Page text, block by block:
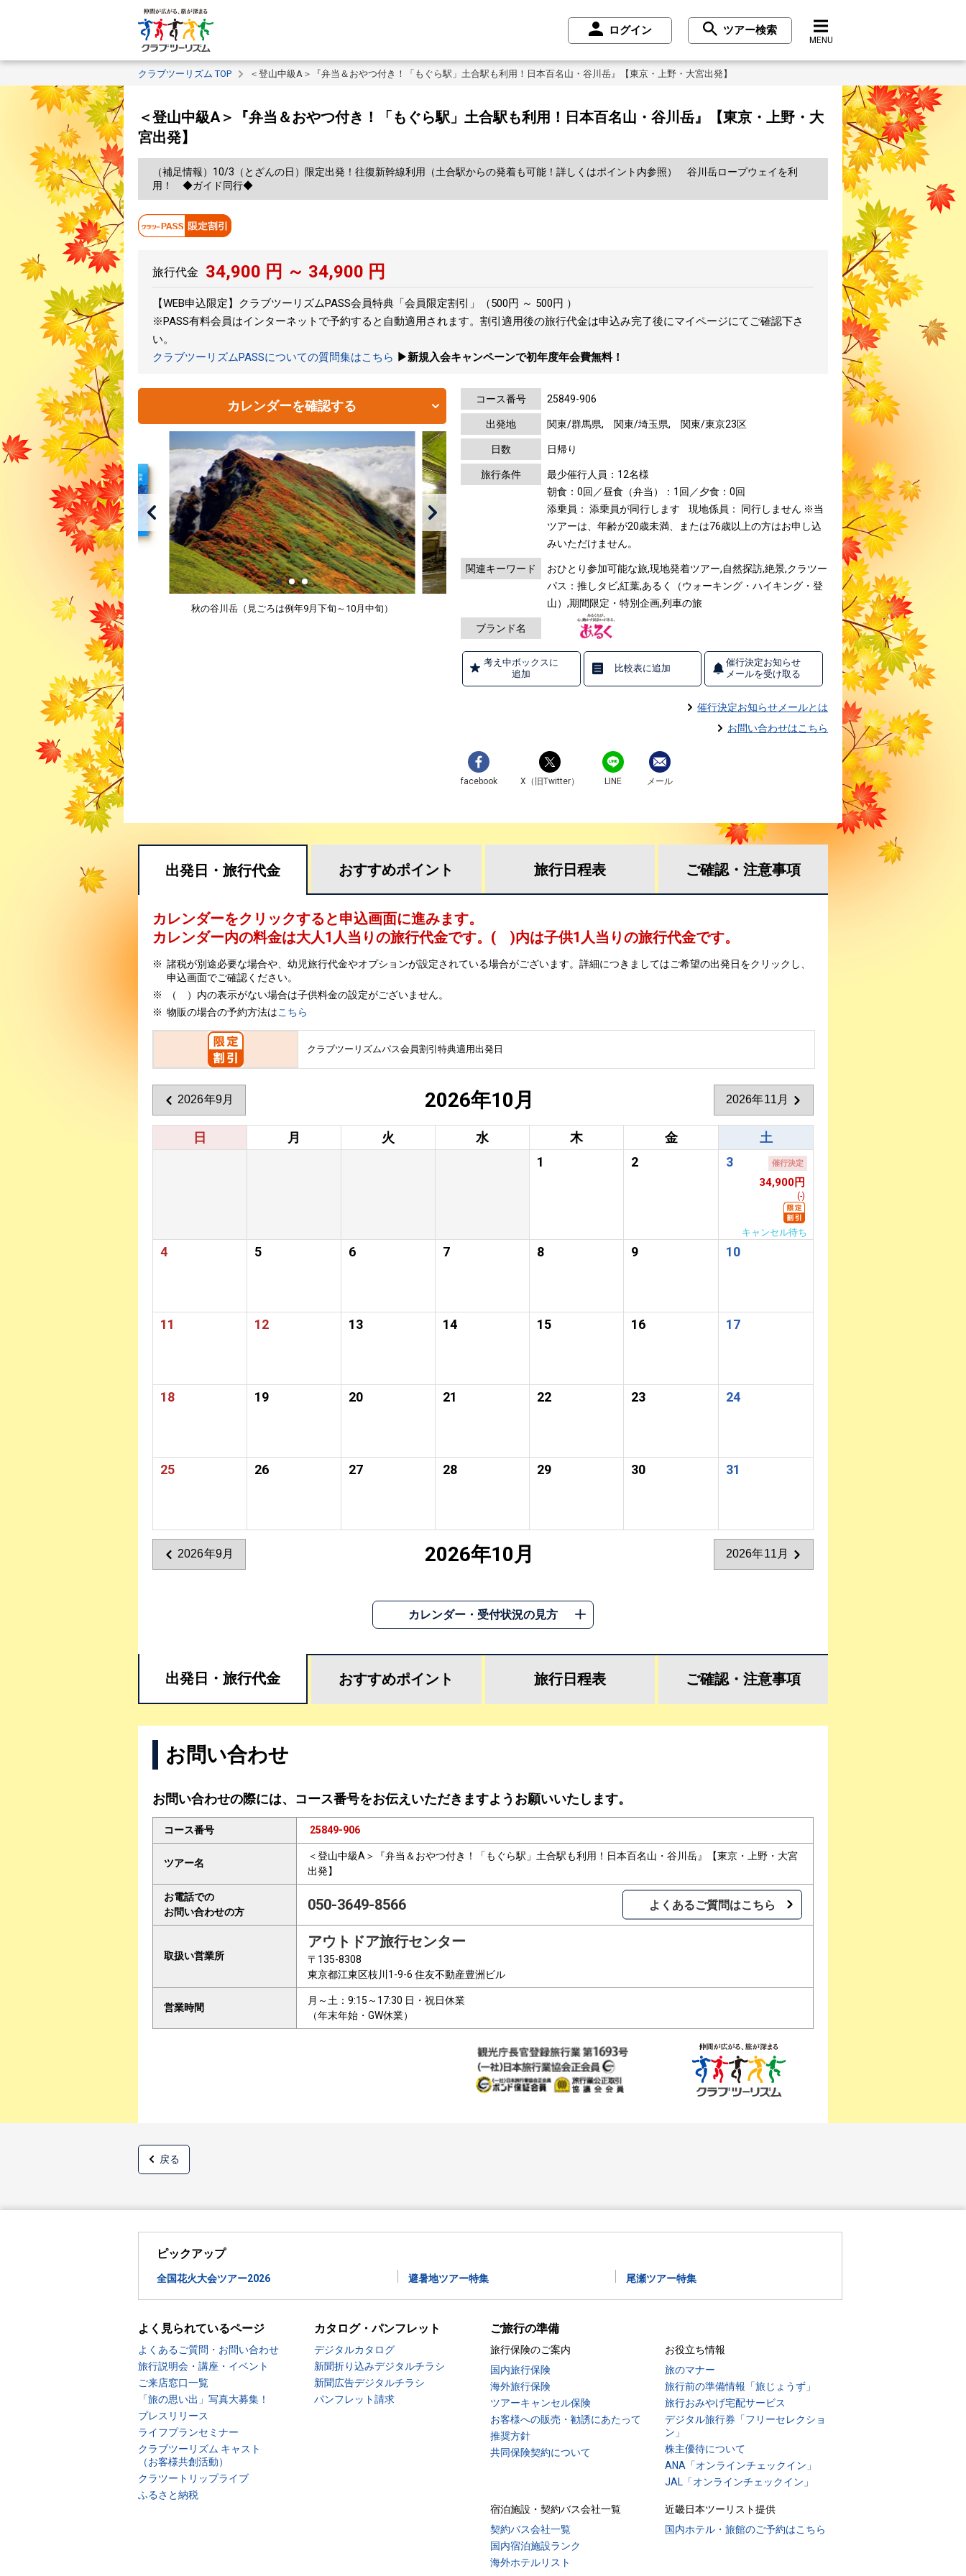
ログイン ツアー検索
MENU
クラブツーリズム TOP ＜登山中級A＞『弁当＆おやつ付き！「もぐら駅」土合駅も利用！日本百名山・谷川岳』【東京・上野・大宮出発】
＜登山中級A＞『弁当＆おやつ付き！「もぐら駅」土合駅も利用！日本百名山・谷川岳』【東京・上野・大
宮出発】
（補足情報）10/3（とざんの日）限定出発！往復新幹線利用（土合駅からの発着も可能！詳しくはポイント内参照） 谷川岳ロープウェイを利
用！ ◆ガイド同行◆
旅行代金 34,900 円 ～ 34,900 円
【WEB申込限定】クラブツーリズムPASS会員特典「会員限定割引」（500円 ～ 500円 ）
※PASS有料会員はインターネットで予約すると自動適用されます。割引適用後の旅行代金は申込み完了後にマイページにてご確認下さ
い。
クラブツーリズムPASSについての質問集はこちら ▶新規入会キャンペーンで初年度年会費無料！
カレンダーを確認する
秋の谷川岳（見ごろは例年9月下旬～10月中旬）
コース番号 25849-906
出発地 関東/群馬県, 関東/埼玉県, 関東/東京23区
日数 日帰り
旅行条件
最少催行人員：12名様
朝食：0回／昼食（弁当）：1回／夕食：0回
添乗員： 添乗員が同行します
現地係員： 同行しません ※当
ツアーは、年齢が20歳未満、または76歳以上の方はお申し込
みいただけません。
関連キーワード
おひとり参加可能な旅,現地発着ツアー,自然探訪,絶景,クラツー
パス：推しタビ,紅葉,あるく（ウォーキング・ハイキング・登
山）,期間限定・特別企画,列車の旅
ブランド名
考え中ボックスに
追加
比較表に追加
催行決定お知らせ
メールを受け取る
催行決定お知らせメールとは
お問い合わせはこちら
facebook X（旧Twitter） LINE メール
出発日・ 旅行代金 おすすめポイント 旅行日程表 ご確認・ 注意事項
カレンダーをクリックすると申込画面に進みます。
カレンダー内の料金は大人1人当りの旅行代金です。 ( )内は子供1人当りの旅行代金です。
諸税が別途必要な場合や、幼児旅行代金やオプションが設定されている場合がございます。詳細につきましてはご希望の出発日をクリックし、
申込画面でご確認ください。
（ ）内の表示がない場合は子供料金の設定がございません。
物販の場合の予約方法はこちら
クラブツーリズムパス会員割引特典適用出発日
2026年9月 2026年10月 2026年11月
日 月 火 水 木 金
土
1
2 3 催行決定
34,900円
(-)
キャンセル待ち
4 5 6 7 8 9 10
11 12 13 14 15 16 17
18 19 20 21 22 23 24
25 26 27 28 29 30 31
2026年9月 2026年10月 2026年11月
カレンダー・受付状況の見方
出発日・ 旅行代金 おすすめポイント 旅行日程表 ご確認・ 注意事項
お問い合わせ
お問い合わせの際には、コース番号をお伝えいただきますようお願いいたします。
コース番号 25849-906
ツアー名
＜登山中級A＞『弁当＆おやつ付き！「もぐら駅」土合駅も利用！日本百名山・谷川岳』【東京・上野・大宮
出発】
お電話での
お問い合わせの方
050-3649-8566 よくあるご質問はこちら
取扱い営業所
アウトドア旅行センター
〒135-8308
東京都江東区枝川1-9-6 住友不動産豊洲ビル
営業時間
月～土：9:15～17:30 日・祝日休業
（年末年始・GW休業）
戻る
ピックアップ
全国花火大会ツアー2026 避暑地ツアー特集 尾瀬ツアー特集
よく見られているページ
よくあるご質問・お問い合わせ
旅行説明会・講座・イベント
ご来店窓口一覧
「旅の思い出」写真大募集！
プレスリリース
ライフプランセミナー
クラブツーリズム キャスト
（お客様共創活動）
クラツートリップライブ
ふるさと納税
カタログ・パンフレット
デジタルカタログ
新聞折り込みデジタルチラシ
新聞広告デジタルチラシ
パンフレット請求
ご旅行の準備
旅行保険のご案内
国内旅行保険
海外旅行保険
ツアーキャンセル保険
お客様への販売・勧誘にあたって
推奨方針
共同保険契約について
お役立ち情報
旅のマナー
旅行前の準備情報「旅じょうず」
旅行おみやげ宅配サービス
デジタル旅行券「フリーセレクショ
ン」
株主優待について
ANA「オンラインチェックイン」
JAL「オンラインチェックイン」
宿泊施設・契約バス会社一覧
契約バス会社一覧
国内宿泊施設ランク
海外ホテルリスト
近畿日本ツーリスト提供
国内ホテル・旅館のご予約はこちら